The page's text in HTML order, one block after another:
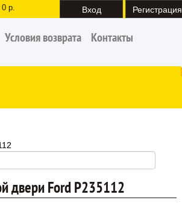
0 р. Вход Регистрация
Условия возврата Контакты
двери Ford P235112